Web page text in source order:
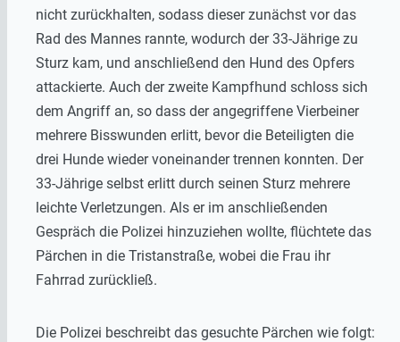
nicht zurückhalten, sodass dieser zunächst vor das
Rad des Mannes rannte, wodurch der 33-Jährige zu
Sturz kam, und anschließend den Hund des Opfers
attackierte. Auch der zweite Kampfhund schloss sich
dem Angriff an, so dass der angegriffene Vierbeiner
mehrere Bisswunden erlitt, bevor die Beteiligten die
drei Hunde wieder voneinander trennen konnten. Der
33-Jährige selbst erlitt durch seinen Sturz mehrere
leichte Verletzungen. Als er im anschließenden
Gespräch die Polizei hinzuziehen wollte, flüchtete das
Pärchen in die Tristanstraße, wobei die Frau ihr
Fahrrad zurückließ.
Die Polizei beschreibt das gesuchte Pärchen wie folgt: